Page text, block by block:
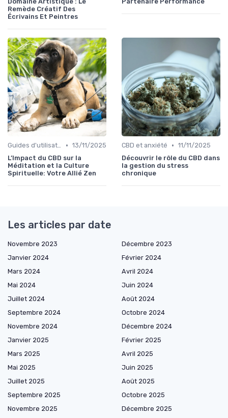
Remède Créatif Des
Écrivains Et Peintres
Guides d'utilisation • 13/11/2025
L’Impact du CBD sur la
Méditation et la Culture
Spirituelle: Votre Allié Zen
CBD et anxiété • 11/11/2025
Découvrir le rôle du CBD dans
la gestion du stress
chronique
Les articles par date
Novembre 2023
Décembre 2023
Janvier 2024
Février 2024
Mars 2024
Avril 2024
Mai 2024
Juin 2024
Juillet 2024
Août 2024
Septembre 2024
Octobre 2024
Novembre 2024
Décembre 2024
Janvier 2025
Février 2025
Mars 2025
Avril 2025
Mai 2025
Juin 2025
Juillet 2025
Août 2025
Septembre 2025
Octobre 2025
Novembre 2025
Décembre 2025